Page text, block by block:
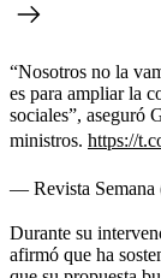
“Nosotros no la
es para ampliar la
sociales”, aseguró
ministros. https://
— Revista Semana
Durante su
afirmó que ha